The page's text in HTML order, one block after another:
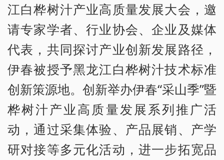
江白桦树汁产业高质量发展大会，邀
请专家学者、行业协会、企业及媒体
代表，共同探讨产业创新发展路径，
伊春被授予黑龙江白桦树汁技术标准
创新策源地。创新举办伊春“采山季”暨
桦树汁产业高质量发展系列推广活
动，通过采集体验、产品展销、产学
研对接等多元化活动，进一步拓宽品